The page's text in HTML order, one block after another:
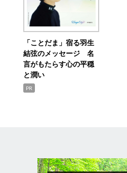
「ことだま」宿る羽生
結弦のメッセージ 名
言がもたらす心の平穏
と潤い
PR